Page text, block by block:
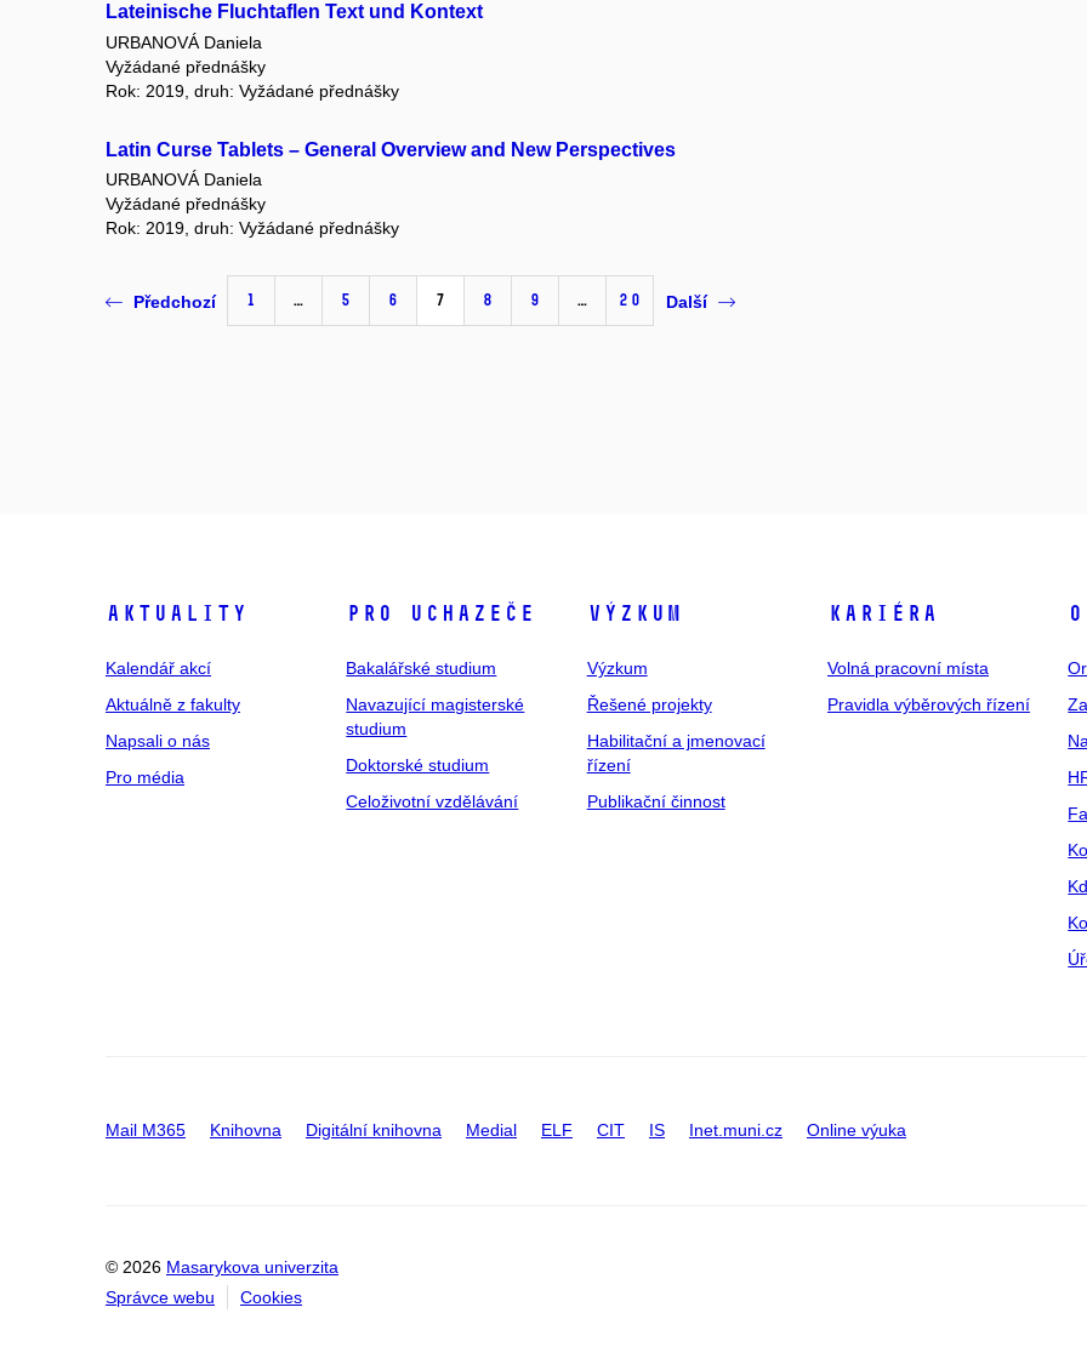
Lateinische Fluchtaflen Text und Kontext
URBANOVÁ Daniela
Vyžádané přednášky
Rok: 2019, druh: Vyžádané přednášky
Latin Curse Tablets – General Overview and New Perspectives
URBANOVÁ Daniela
Vyžádané přednášky
Rok: 2019, druh: Vyžádané přednášky
Předchozí 1 … 5 6 7 8 9 … 20 Další
Aktuality
Kalendář akcí
Aktuálně z fakulty
Napsali o nás
Pro média
Pro uchazeče
Bakalářské studium
Navazující magisterské
studium
Doktorské studium
Celoživotní vzdělávání
Výzkum
Výzkum
Řešené projekty
Habilitační a jmenovací
řízení
Publikační činnost
Kariéra
Volná pracovní místa
Pravidla výběrových řízení
Mail M365 Knihovna Digitální knihovna Medial ELF CIT IS Inet.muni.cz Online výuka
© 2026 Masarykova univerzita
Správce webu
Cookies